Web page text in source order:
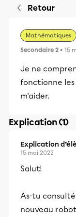
Retour
Mathématiques
Secondaire 2 • 15
Je ne
fonctionne les
m'aider.
Explication (1)
Explication
15 mai 2022
Salut!
As-tu
nouveau